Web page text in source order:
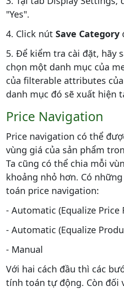
"Yes".
4. Click nút Save Category
5. Để kiểm tra cài đặt, hãy
chọn một danh mục của
của filterable attributes
danh mục đó sẽ xuất hiện
Price Navigation
Price navigation có thể
vùng giá của sản phẩm
Ta cũng có thể chia mỗi
khoảng nhỏ hơn. Có
toán price navigation:
- Automatic (Equalize Price
- Automatic (Equalize
- Manual
Với hai cách đầu thì các
tính toán tự động. Còn đối